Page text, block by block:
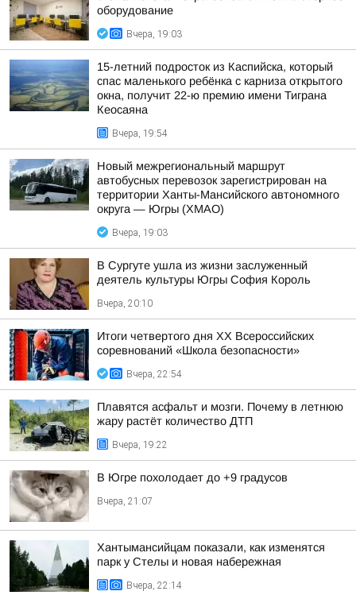
оборудование
Вчера, 19:03
15-летний подросток из Каспийска, который
спас маленького ребёнка с карниза открытого
окна, получит 22-ю премию имени Тиграна
Кеосаяна
Вчера, 19:54
Новый межрегиональный маршрут
автобусных перевозок зарегистрирован на
территории Ханты-Мансийского автономного
округа — Югры (ХМАО)
Вчера, 19:03
В Сургуте ушла из жизни заслуженный
деятель культуры Югры София Король
Вчера, 20:10
Итоги четвертого дня XX Всероссийских
соревнований «Школа безопасности»
Вчера, 22:54
Плавятся асфальт и мозги. Почему в летнюю
жару растёт количество ДТП
Вчера, 19:22
В Югре похолодает до +9 градусов
Вчера, 21:07
Хантымансийцам показали, как изменятся
парк у Стелы и новая набережная
Вчера, 22:14